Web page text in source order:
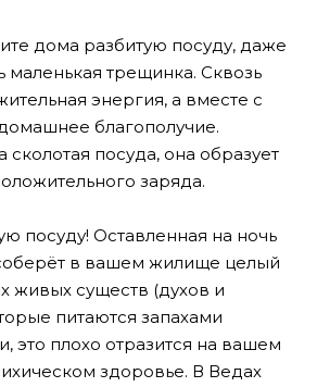
дома разбитую посуду, даже
маленькая трещинка. Сквозь
энергия, а вместе с
благополучие.
посуда, она образует
заряда.
посуду! Оставленная на ночь
в вашем жилище целый
живых существ (духов и
питаются запахами
это плохо отразится на вашем
здоровье. В Ведах